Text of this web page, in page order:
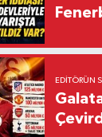
EDITÖRÜN